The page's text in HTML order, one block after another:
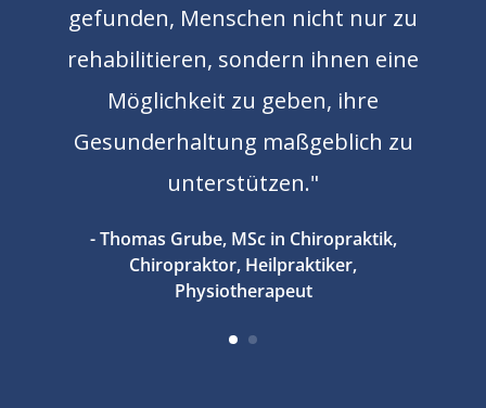
gefunden, Menschen nicht nur zu
rehabilitieren, sondern ihnen eine
Möglichkeit zu geben, ihre
Gesunderhaltung maßgeblich zu
unterstützen."
- Thomas Grube, MSc in Chiropraktik,
Chiropraktor, Heilpraktiker,
Physiotherapeut